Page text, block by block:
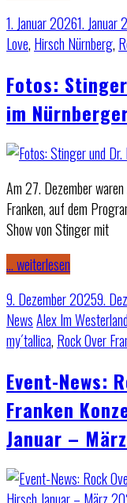
1. Januar 20261. Januar
Love, Hirsch Nürnberg,
Fotos:
im
Am 27. Dezember
Franken, auf dem
Show von Stinger mit
… weiterlesen
9. Dezember 20259.
NewsAlex Im Westerland
my´tallica, Rock Over
Event-News:
Franken
Januar –